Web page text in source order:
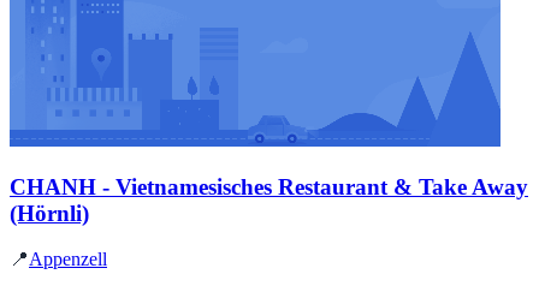
CHANH - Vietnamesisches Restaurant & Take Away
(Hörnli)
📍Appenzell